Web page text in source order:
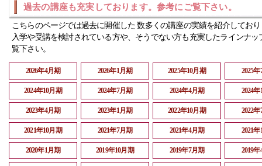
過去の講座も充実しております。参考にご覧下さい。
こちらのページでは過去に開催した 数多くの講座の実績を紹介してお
入学や受講を検討されている方や、そうでない方も充実したラインナッ
覧下さい。
2026年4月期 2026年1月期 2025年10月期 2025
2024年10月期 2024年7月期 2024年4月期 2024
2023年4月期 2023年1月期 2022年10月期 2022
2021年10月期 2021年7月期 2021年4月期 2021
2020年1月期 2019年10月期 2019年7月期 2019